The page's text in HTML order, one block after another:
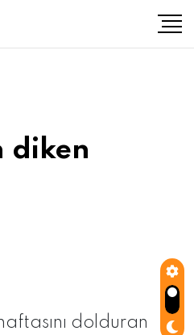
diken
dolduran